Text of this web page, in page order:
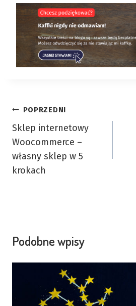
Nawigacja
wpisu
POPRZEDNI
Sklep internetowy
Woocommerce –
własny sklep w 5
krokach
Podobne wpisy